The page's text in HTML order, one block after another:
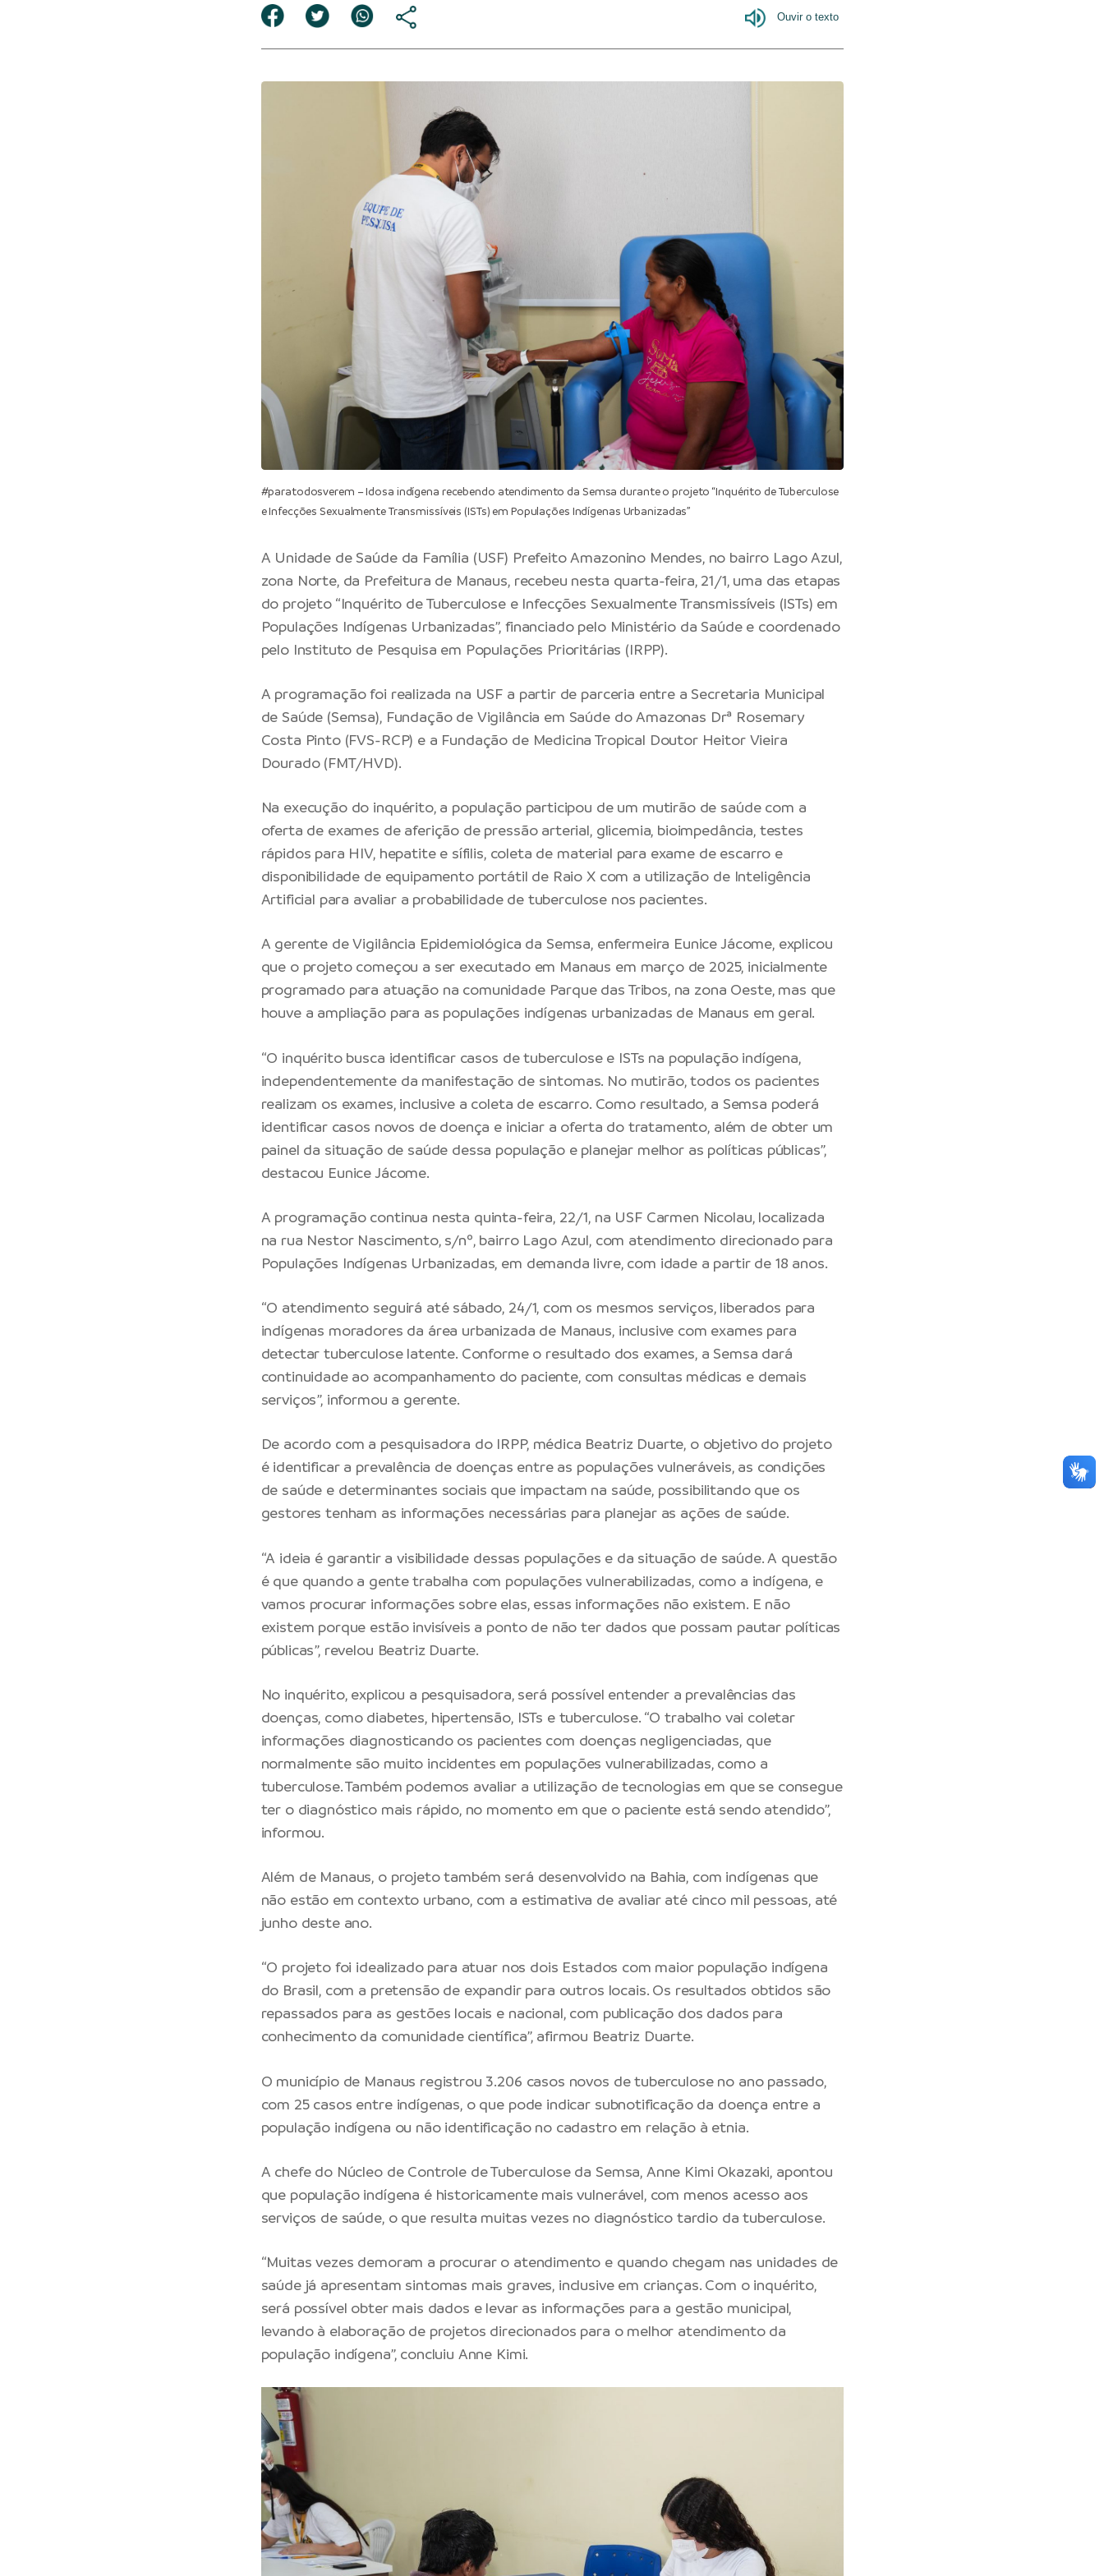
#paratodosverem – Idosa indígena recebendo atendimento da Semsa durante o projeto “Inquérito de Tuberculose
e Infecções Sexualmente Transmissíveis (ISTs) em Populações Indígenas Urbanizadas”
A Unidade de Saúde da Família (USF) Prefeito Amazonino Mendes, no bairro Lago Azul,
zona Norte, da Prefeitura de Manaus, recebeu nesta quarta-feira, 21/1, uma das etapas
do projeto “Inquérito de Tuberculose e Infecções Sexualmente Transmissíveis (ISTs) em
Populações Indígenas Urbanizadas”, financiado pelo Ministério da Saúde e coordenado
pelo Instituto de Pesquisa em Populações Prioritárias (IRPP).
A programação foi realizada na USF a partir de parceria entre a Secretaria Municipal
de Saúde (Semsa), Fundação de Vigilância em Saúde do Amazonas Drª Rosemary
Costa Pinto (FVS-RCP) e a Fundação de Medicina Tropical Doutor Heitor Vieira
Dourado (FMT/HVD).
Na execução do inquérito, a população participou de um mutirão de saúde com a
oferta de exames de aferição de pressão arterial, glicemia, bioimpedância, testes
rápidos para HIV, hepatite e sífilis, coleta de material para exame de escarro e
disponibilidade de equipamento portátil de Raio X com a utilização de Inteligência
Artificial para avaliar a probabilidade de tuberculose nos pacientes.
A gerente de Vigilância Epidemiológica da Semsa, enfermeira Eunice Jácome, explicou
que o projeto começou a ser executado em Manaus em março de 2025, inicialmente
programado para atuação na comunidade Parque das Tribos, na zona Oeste, mas que
houve a ampliação para as populações indígenas urbanizadas de Manaus em geral.
“O inquérito busca identificar casos de tuberculose e ISTs na população indígena,
independentemente da manifestação de sintomas. No mutirão, todos os pacientes
realizam os exames, inclusive a coleta de escarro. Como resultado, a Semsa poderá
identificar casos novos de doença e iniciar a oferta do tratamento, além de obter um
painel da situação de saúde dessa população e planejar melhor as políticas públicas”,
destacou Eunice Jácome.
A programação continua nesta quinta-feira, 22/1, na USF Carmen Nicolau, localizada
na rua Nestor Nascimento, s/nº, bairro Lago Azul, com atendimento direcionado para
Populações Indígenas Urbanizadas, em demanda livre, com idade a partir de 18 anos.
“O atendimento seguirá até sábado, 24/1, com os mesmos serviços, liberados para
indígenas moradores da área urbanizada de Manaus, inclusive com exames para
detectar tuberculose latente. Conforme o resultado dos exames, a Semsa dará
continuidade ao acompanhamento do paciente, com consultas médicas e demais
serviços”, informou a gerente.
De acordo com a pesquisadora do IRPP, médica Beatriz Duarte, o objetivo do projeto
é identificar a prevalência de doenças entre as populações vulneráveis, as condições
de saúde e determinantes sociais que impactam na saúde, possibilitando que os
gestores tenham as informações necessárias para planejar as ações de saúde.
“A ideia é garantir a visibilidade dessas populações e da situação de saúde. A questão
é que quando a gente trabalha com populações vulnerabilizadas, como a indígena, e
vamos procurar informações sobre elas, essas informações não existem. E não
existem porque estão invisíveis a ponto de não ter dados que possam pautar políticas
públicas”, revelou Beatriz Duarte.
No inquérito, explicou a pesquisadora, será possível entender a prevalências das
doenças, como diabetes, hipertensão, ISTs e tuberculose. “O trabalho vai coletar
informações diagnosticando os pacientes com doenças negligenciadas, que
normalmente são muito incidentes em populações vulnerabilizadas, como a
tuberculose. Também podemos avaliar a utilização de tecnologias em que se consegue
ter o diagnóstico mais rápido, no momento em que o paciente está sendo atendido”,
informou.
Além de Manaus, o projeto também será desenvolvido na Bahia, com indígenas que
não estão em contexto urbano, com a estimativa de avaliar até cinco mil pessoas, até
junho deste ano.
“O projeto foi idealizado para atuar nos dois Estados com maior população indígena
do Brasil, com a pretensão de expandir para outros locais. Os resultados obtidos são
repassados para as gestões locais e nacional, com publicação dos dados para
conhecimento da comunidade científica”, afirmou Beatriz Duarte.
O município de Manaus registrou 3.206 casos novos de tuberculose no ano passado,
com 25 casos entre indígenas, o que pode indicar subnotificação da doença entre a
população indígena ou não identificação no cadastro em relação à etnia.
A chefe do Núcleo de Controle de Tuberculose da Semsa, Anne Kimi Okazaki, apontou
que população indígena é historicamente mais vulnerável, com menos acesso aos
serviços de saúde, o que resulta muitas vezes no diagnóstico tardio da tuberculose.
“Muitas vezes demoram a procurar o atendimento e quando chegam nas unidades de
saúde já apresentam sintomas mais graves, inclusive em crianças. Com o inquérito,
será possível obter mais dados e levar as informações para a gestão municipal,
levando à elaboração de projetos direcionados para o melhor atendimento da
população indígena”, concluiu Anne Kimi.